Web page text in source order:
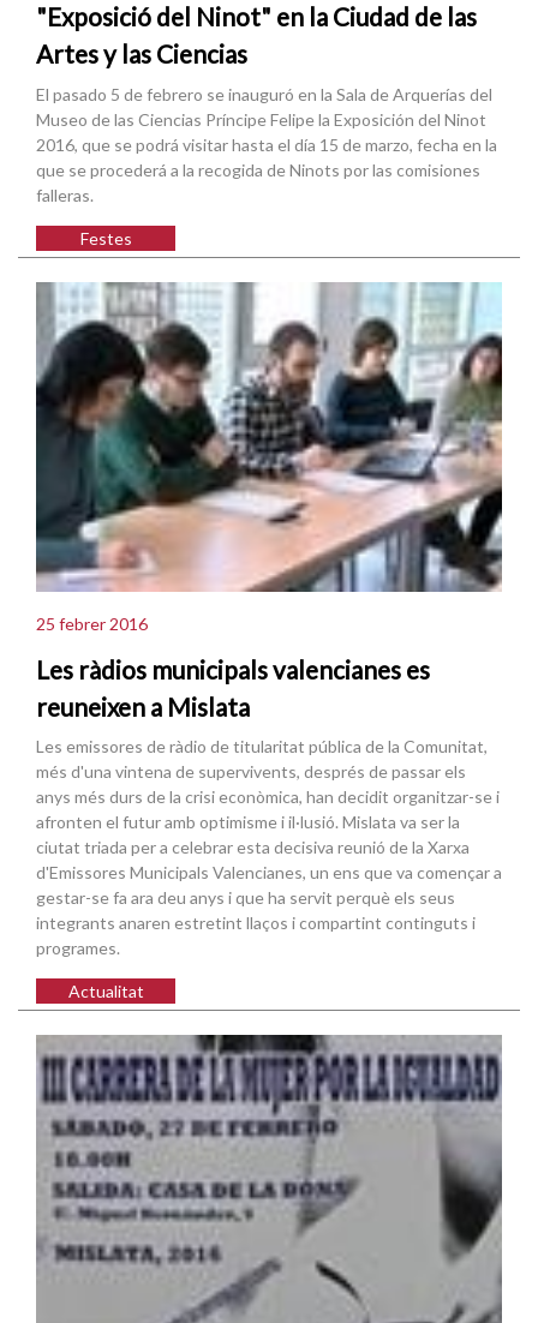
"Exposició del Ninot" en la Ciudad de las
Artes y las Ciencias
El pasado 5 de febrero se inauguró en la Sala de Arquerías del
Museo de las Ciencias Príncipe Felipe la Exposición del Ninot
2016, que se podrá visitar hasta el día 15 de marzo, fecha en la
que se procederá a la recogida de Ninots por las comisiones
falleras.
Festes
25 febrer 2016
Les ràdios municipals valencianes es
reuneixen a Mislata
Les emissores de ràdio de titularitat pública de la Comunitat,
més d'una vintena de supervivents, després de passar els
anys més durs de la crisi econòmica, han decidit organitzar-se i
afronten el futur amb optimisme i il·lusió. Mislata va ser la
ciutat triada per a celebrar esta decisiva reunió de la Xarxa
d'Emissores Municipals Valencianes, un ens que va començar a
gestar-se fa ara deu anys i que ha servit perquè els seus
integrants anaren estretint llaços i compartint continguts i
programes.
Actualitat